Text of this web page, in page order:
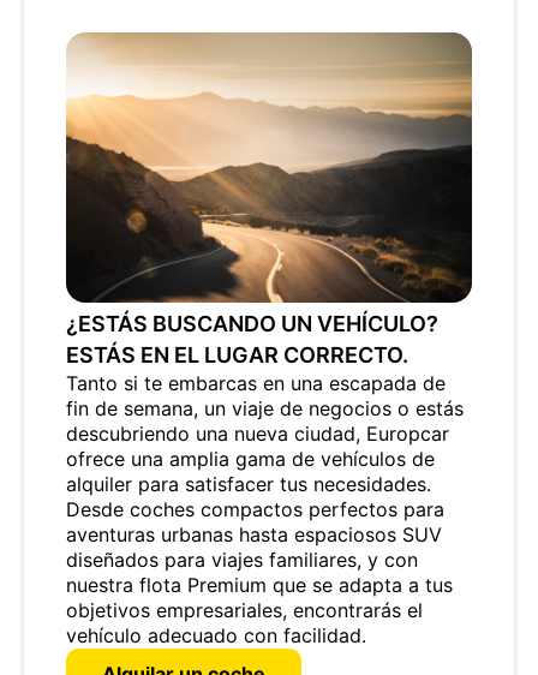
¿ESTÁS BUSCANDO UN VEHÍCULO?
ESTÁS EN EL LUGAR CORRECTO.
Tanto si te embarcas en una escapada de
fin de semana, un viaje de negocios o estás
descubriendo una nueva ciudad, Europcar
ofrece una amplia gama de vehículos de
alquiler para satisfacer tus necesidades.
Desde coches compactos perfectos para
aventuras urbanas hasta espaciosos SUV
diseñados para viajes familiares, y con
nuestra flota Premium que se adapta a tus
objetivos empresariales, encontrarás el
vehículo adecuado con facilidad.